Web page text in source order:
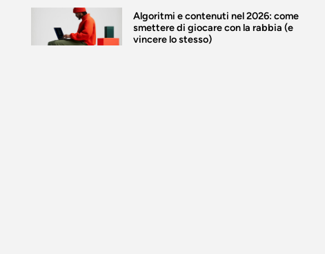
Algoritmi e contenuti nel 2026: come
smettere di giocare con la rabbia (e
vincere lo stesso)